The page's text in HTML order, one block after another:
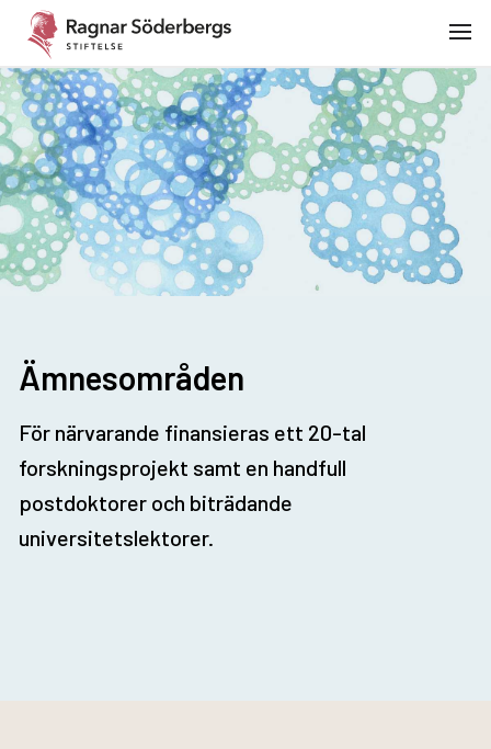
Ämnesområden
För närvarande finansieras ett 20-tal
forskningsprojekt samt en handfull
postdoktorer och biträdande
universitetslektorer.